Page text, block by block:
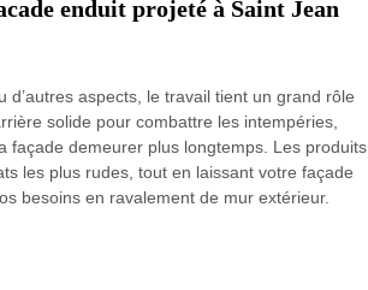
enduit projeté à Saint Jean
aspects, le travail tient un grand rôle
solide pour combattre les intempéries,
façade demeurer plus longtemps. Les produits
les plus rudes, tout en laissant votre façade
besoins en ravalement de mur extérieur.